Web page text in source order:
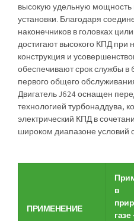
высокую удельную мощность
установки. Благодаря
наконечников в головках
достигают высокого КПД при
конструкция и
обеспечивают срок службы в
первого общего
Двигатель J624 оснащен
технологией турбонаддува,
электрический КПД в
широком диапазоне
ПРИМЕНЕНИЕ
в
газе